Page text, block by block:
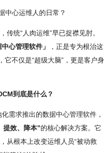
心运维人的日常？
传统“人肉运维”早已捉襟见肘。
心管理软件」
，正是专为根治这
它不仅是“超级大脑”，更是客户身
到底是什么？
需求推出的数据中心管理软件，
提效、降本”的核心解决方案。它
从根本上改变运维人员“被动救